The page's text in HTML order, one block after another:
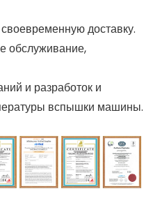
доставку.
обслуживание,
и разработок и
вспышки машины.